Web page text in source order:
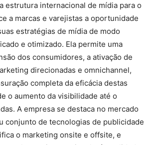
estrutura internacional de mídia para o
a marcas e varejistas a oportunidade
estratégias de mídia de modo
e otimizado. Ela permite uma
dos consumidores, a ativação de
direcionadas e omnichannel,
completa da eficácia destas
o aumento da visibilidade até o
A empresa se destaca no mercado
conjunto de tecnologias de publicidade
o marketing onsite e offsite, e